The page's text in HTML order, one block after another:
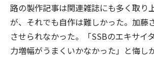
路の製作記事は関連雑誌にも多く取り
が、それでも自作は難しかった。加藤
させられなかった。「SSBのエキサイ
力増幅がうまくいかなかった」と悔し